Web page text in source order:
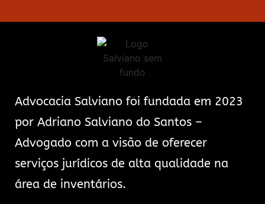
Advocacia Salviano foi fundada em 2023
por Adriano Salviano do Santos –
Advogado com a visão de oferecer
serviços jurídicos de alta qualidade na
área de inventários.